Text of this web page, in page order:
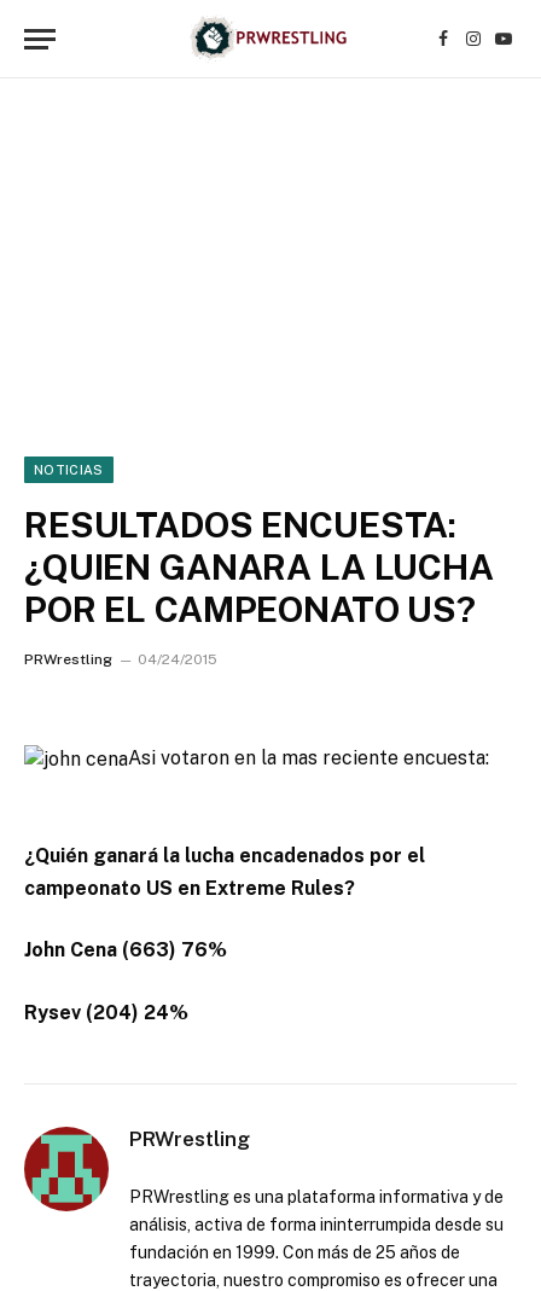
Facebook
NOTICIAS
RESULTADOS ENCUESTA:
¿QUIEN GANARA LA LUCHA
POR EL CAMPEONATO US?
PRWrestling 04/24/2015
Asi votaron en la mas reciente encuesta:
¿Quién ganará la lucha encadenados por el
campeonato US en Extreme Rules?
John Cena (663) 76%
Rysev (204) 24%
PRWrestling
PRWrestling es una plataforma informativa y de
análisis, activa de forma ininterrumpida desde su
fundación en 1999. Con más de 25 años de
trayectoria, nuestro compromiso es ofrecer una